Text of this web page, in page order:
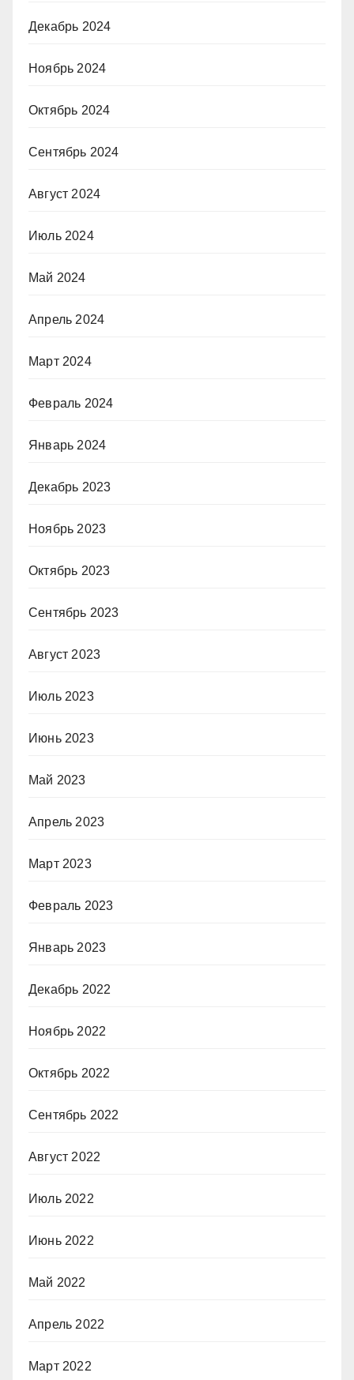
Декабрь 2024
Ноябрь 2024
Октябрь 2024
Сентябрь 2024
Август 2024
Июль 2024
Май 2024
Апрель 2024
Март 2024
Февраль 2024
Январь 2024
Декабрь 2023
Ноябрь 2023
Октябрь 2023
Сентябрь 2023
Август 2023
Июль 2023
Июнь 2023
Май 2023
Апрель 2023
Март 2023
Февраль 2023
Январь 2023
Декабрь 2022
Ноябрь 2022
Октябрь 2022
Сентябрь 2022
Август 2022
Июль 2022
Июнь 2022
Май 2022
Апрель 2022
Март 2022